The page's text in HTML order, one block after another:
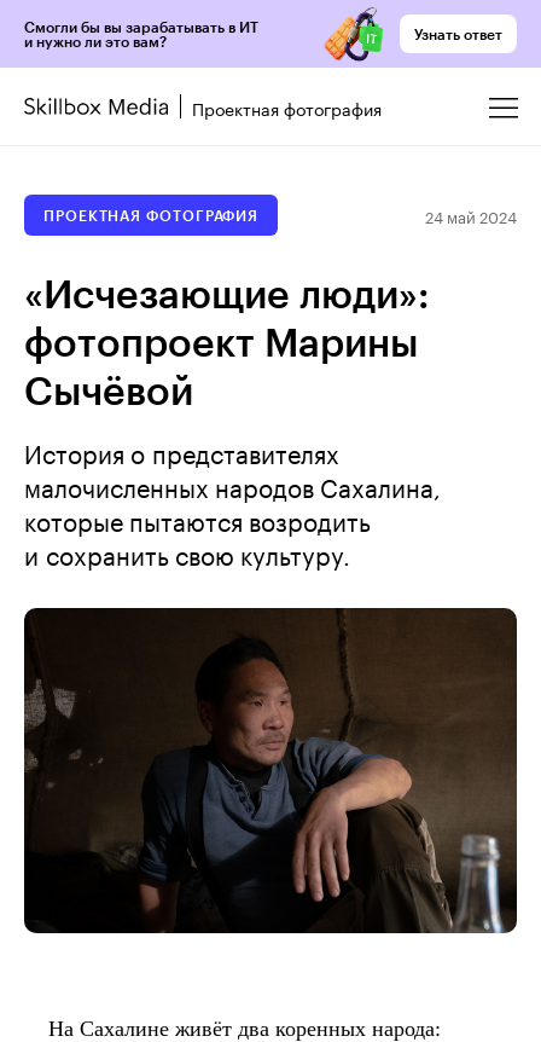
Смогли бы вы зарабатывать в ИТ
и нужно ли это вам?
Узнать ответ
Проектная фотография
ПРОЕКТНАЯ ФОТОГРАФИЯ 24 май 2024
«Исчезающие люди»:
фотопроект Марины
Сычёвой
История о представителях
малочисленных народов Сахалина,
которые пытаются возродить
и сохранить свою культуру.
На Сахалине живёт два коренных народа: